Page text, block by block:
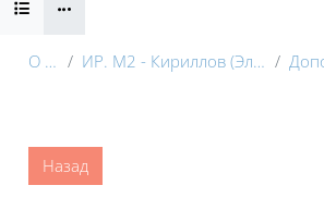
О курсе ИР. М2 - Кириллов (Электронный курс) с видео
Назад